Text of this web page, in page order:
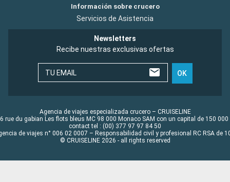
Información sobre crucero
Servicios de Asistencia
Newsletters
Recibe nuestras exclusivas ofertas
TU EMAIL OK
Agencia de viajes especializada crucero – CRUISELINE
rue du gabian Les flots bleus MC 98 000 Monaco SAM con un capital de 150 000
contact tel : (00) 377 97 97 84 50
de viajes n° 006 02 0007 – Responsabilidad civil y profesional RC RSA de
© CRUISELINE 2026 - all rights reserved